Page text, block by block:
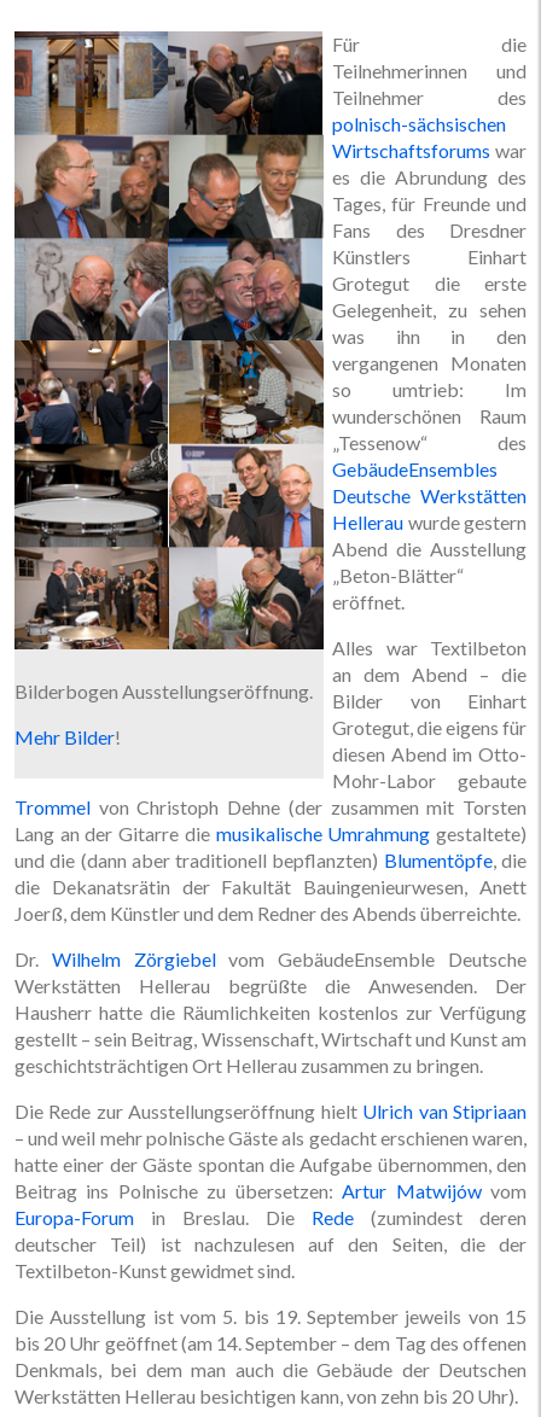
Bilderbogen Ausstellungseröffnung.
Mehr Bilder!
Für die
Teilnehmerinnen und
Teilnehmer des
polnisch-sächsischen
Wirtschaftsforums war
es die Abrundung des
Tages, für Freunde und
Fans des Dresdner
Künstlers Einhart
Grotegut die erste
Gelegenheit, zu sehen
was ihn in den
vergangenen Monaten
so umtrieb: Im
wunderschönen Raum
„Tessenow“ des
GebäudeEnsembles
Deutsche Werkstätten
Hellerau wurde gestern
Abend die Ausstellung
„Beton-Blätter“
eröffnet.
Alles war Textilbeton
an dem Abend – die
Bilder von Einhart
Grotegut, die eigens für
diesen Abend im Otto-
Mohr-Labor gebaute
Trommel von Christoph Dehne (der zusammen mit Torsten
Lang an der Gitarre die musikalische Umrahmung gestaltete)
und die (dann aber traditionell bepflanzten) Blumentöpfe, die
die Dekanatsrätin der Fakultät Bauingenieurwesen, Anett
Joerß, dem Künstler und dem Redner des Abends überreichte.
Dr. Wilhelm Zörgiebelvom GebäudeEnsemble Deutsche
Werkstätten Hellerau begrüßte die Anwesenden. Der
Hausherr hatte die Räumlichkeiten kostenlos zur Verfügung
gestellt – sein Beitrag, Wissenschaft, Wirtschaft und Kunst am
geschichtsträchtigen Ort Hellerau zusammen zu bringen.
Die Rede zur Ausstellungseröffnung hielt Ulrich van Stipriaan
– und weil mehr polnische Gäste als gedacht erschienen waren,
hatte einer der Gäste spontan die Aufgabe übernommen, den
Beitrag ins Polnische zu übersetzen:Artur Matwijówvom
Europa-Forum in Breslau. Die Rede (zumindest deren
deutscher Teil) ist nachzulesen auf den Seiten, die der
Textilbeton-Kunst gewidmet sind.
Die Ausstellung ist vom 5. bis 19. September jeweils von 15
bis 20 Uhr geöffnet (am 14. September – dem Tag des offenen
Denkmals, bei dem man auch die Gebäude der Deutschen
Werkstätten Hellerau besichtigen kann, von zehn bis 20 Uhr).